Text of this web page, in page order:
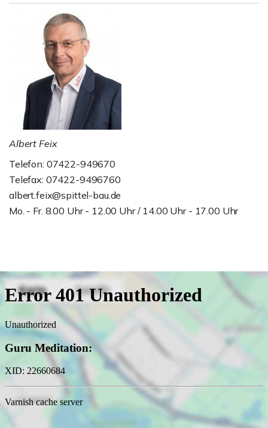
Albert Feix
Telefon: 07422-949670
Telefax: 07422-9496760
albert.feix@spittel-bau.de
Mo. - Fr. 8.00 Uhr - 12.00 Uhr / 14.00 Uhr - 17.00 Uhr